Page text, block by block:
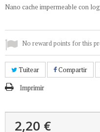
Nano cache impermeable con
No reward points for this
Tuitear Compartir
Imprimir
2,20 €